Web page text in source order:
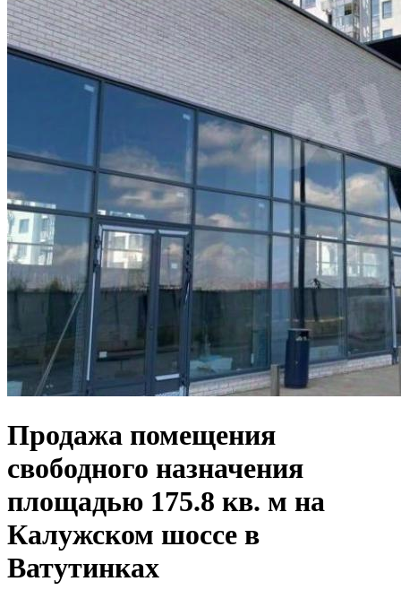
Продажа помещения
свободного назначения
площадью 175.8 кв. м на
Калужском шоссе в
Ватутинках